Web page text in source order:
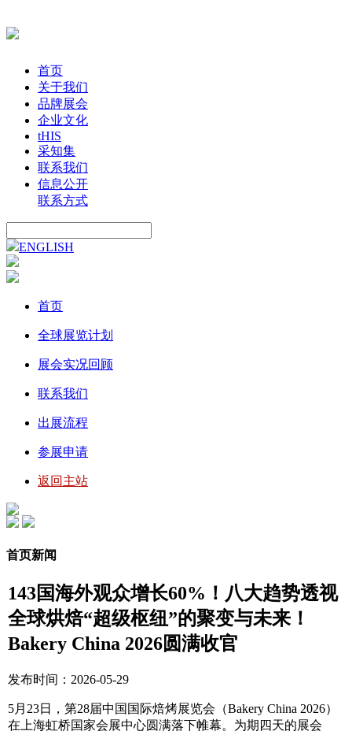
首页
关于我们
品牌展会
企业文化
tHIS
采知集
联系我们
信息公开
联系方式
ENGLISH
首页
全球展览计划
展会实况回顾
联系我们
出展流程
参展申请
返回主站
首页新闻
143国海外观众增长60%！八大趋势透视
全球烘焙“超级枢纽”的聚变与未来！
Bakery China 2026圆满收官
发布时间：2026-05-29
5月23日，第28届中国国际焙烤展览会（Bakery China 2026）
在上海虹桥国家会展中心圆满落下帷幕。为期四天的展会